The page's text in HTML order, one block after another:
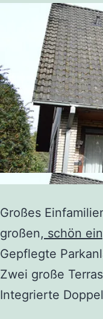
Großes
großen, schön
Gepflegte
Zwei große
Integrierte